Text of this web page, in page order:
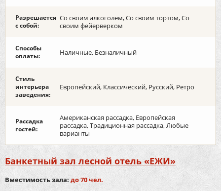
Разрешается
с собой:
Со своим алкоголем, Со своим тортом, Со
своим фейерверком
Способы
оплаты:
Наличные, Безналичный
Стиль
интерьера
заведения:
Европейский, Классический, Русский, Ретро
Рассадка
гостей:
Американская рассадка, Европейская
рассадка, Традиционная рассадка, Любые
варианты
Банкетный зал лесной отель «ЕЖИ»
Вместимость зала: до 70 чел.